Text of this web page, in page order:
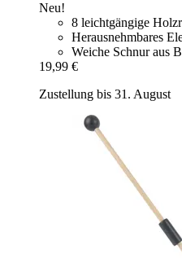
Neu!
8 leichtgängige
Herausnehmbares
Weiche Schnur aus
19,99 €
Zustellung bis 31. August